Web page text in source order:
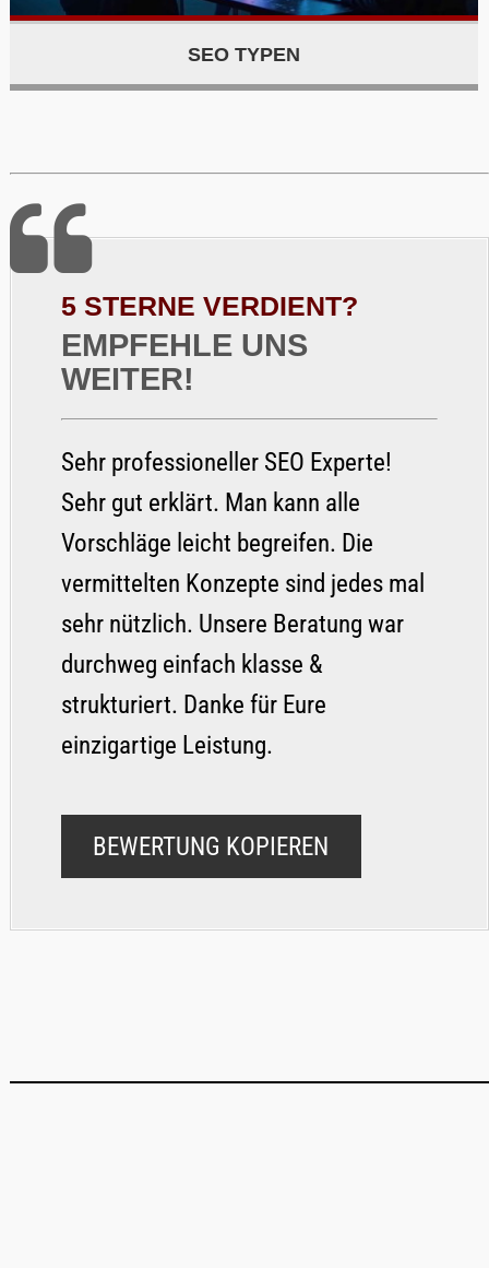
SEO TYPEN
5 STERNE VERDIENT?
EMPFEHLE UNS
WEITER!
Sehr professioneller SEO Experte!
Sehr gut erklärt. Man kann alle
Vorschläge leicht begreifen. Die
vermittelten Konzepte sind jedes mal
sehr nützlich. Unsere Beratung war
durchweg einfach klasse &
strukturiert. Danke für Eure
einzigartige Leistung.
BEWERTUNG KOPIEREN